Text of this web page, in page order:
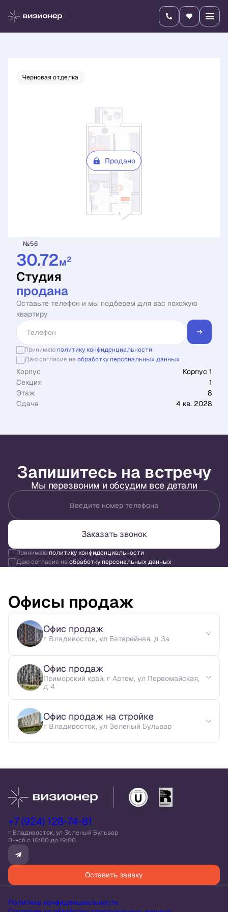
Студия30.72 м Цена по запросу
Черновая отделка
Продано
№56
30.72м2
Студия
продана
Оставьте телефон и мы подберем для вас похожую
квартиру
Принимаю политику конфиденциальности
Даю согласие наобработку персональных данных
Корпус
Корпус 1
Секция
1
Этаж
8
Сдача
4 кв. 2028
Запишитесь на встречу
Мы перезвоним и обсудим все детали
Введите номер телефона
Заказать звонок
Принимаю политику конфиденциальности
Даю согласие наобработку персональных данных
Офисы продаж
Офис продаж
г Владивосток, ул Батарейная, д 3а
Офис продаж
Приморский край, г Артем, ул Первомайская,
д 4
Офис продаж на стройке
г Владивосток, ул Зеленый Бульвар
+7 (924) 128-74-81
г Владивосток, ул Зеленый Бульвар
Пн-сб c 10:00 до 19:00
Оставить заявку
Политика конфиденциальности